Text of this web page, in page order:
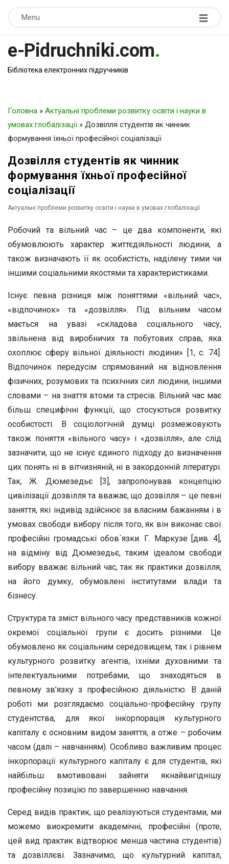
Menu
e-Pidruchniki.com.
Бібліотека електронних підручників
Головна » Актуальні проблеми розвитку освіти і науки в
умовах глобалізації » Дозвілля студентів як чинник
формування їхньої професійної соціалізації
Дозвілля студентів як чинник
формування їхньої професійної
соціалізації
Актуальні проблеми розвитку освіти і науки в умовах глобалізації
Робочий та вільний час – це два компоненти, які
обумовлюють характер життєдіяльності людини, а
також визначають її як особистість, наділену тими чи
іншими соціальними якостями та характеристиками.
Існує певна різниця між поняттями «вільний час»,
«відпочинок» та «дозвілля». Під вільним часом
мається на увазі «складова соціального часу,
звільнена від виробничих та побутових справ, яка
охоплює сферу вільної діяльності людини» [1, с. 74].
Відпочинок передусім спрямований на відновлення
фізичних, розумових та психічних сил людини, іншими
словами – на знаття втоми та стресів. Вільний час має
більш специфічні функції, що стосуються розвитку
особистості. В соціологічній думці розмежовують
також поняття «вільного часу» і «дозвілля», але слід
зазначити, що не існує єдиного підходу до визначення
цих понять ні в вітчизняній, ні в закордонній літературі.
Так, Ж. Дюмезедьє [3], запропонував концепцію
цивілізації дозвілля та вважає, що дозвілля – це певні
заняття, які індивід здійснює за власним бажанням і в
умовах свободи вибору після того, як він виконає свої
професійні громадські обов´язки. Г. Маркузе [див. 4],
на відміну від Дюмезедьє, таким ідеалом свободи
вибору вважає вільний час, так як практики дозвілля,
на його думку, обумовлені інститутами влади та
бізнесу.
Структура та зміст вільного часу представників кожної
окремої соціальної групи є досить різними. Це
обумовлено як соціальним середовищем, так і рівнем
культурного розвитку агентів, їхніми духовними та
інтелектуальними потребами, що знаходяться в
певному зв’язку з професійною діяльністю. В даній
роботі ми розглядаємо соціально-професійну групу
студентства, для якої інкорпорація культурного
капіталу є основним видом заняття, а отже – робочим
часом (далі – навчанням). Особливо важливим процес
інкорпорації культурного капіталу є для студентів, які
найбільш вмотивовані зайняти якнайвигіднішу
професійну позицію по завершенню навчання.
Серед видів практик, що реалізуються студентами, ми
можемо виокремити академічні, професійні (проте,
цей вид практик відтворює менша частина студентів)
та дозвіллєві. Зазначимо, що культурний капітал,